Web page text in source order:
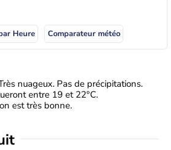
Heure Comparateur météo
nuageux. Pas de précipitations.
entre 19 et 22°C.
est très bonne.